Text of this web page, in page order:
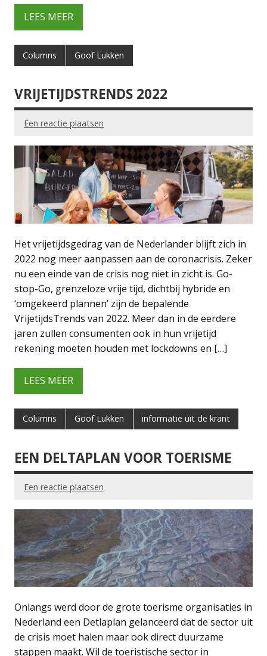
LEES MEER
Columns Goof Lukken
VRIJETIJDSTRENDS 2022
Een reactie plaatsen
Het vrijetijdsgedrag van de Nederlander blijft zich in
2022 nog meer aanpassen aan de coronacrisis. Zeker
nu een einde van de crisis nog niet in zicht is. Go-
stop-Go, grenzeloze vrije tijd, dichtbij hybride en
‘omgekeerd plannen’ zijn de bepalende
VrijetijdsTrends van 2022. Meer dan in de eerdere
jaren zullen consumenten ook in hun vrijetijd
rekening moeten houden met lockdowns en […]
LEES MEER
Columns Goof Lukken informatie uit de krant
EEN DELTAPLAN VOOR TOERISME
Een reactie plaatsen
Onlangs werd door de grote toerisme organisaties in
Nederland een Detlaplan gelanceerd dat de sector uit
de crisis moet halen maar ook direct duurzame
stappen maakt. Wil de toeristische sector in